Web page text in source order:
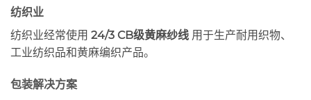
纺织业
纺织业经常使用 24/3 CB级黄麻纱线 用于生产耐用织物、
工业纺织品和黄麻编织产品。
包装解决方案